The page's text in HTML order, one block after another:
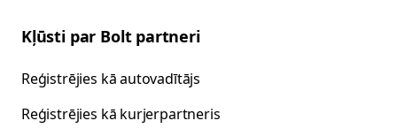
Kļūsti par Bolt partneri
Reģistrējies kā autovadītājs
Reģistrējies kā kurjerpartneris